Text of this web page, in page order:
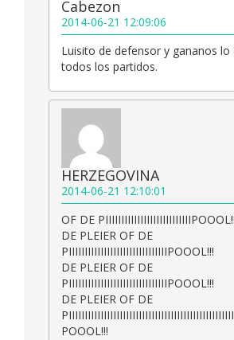
Cabezon
2014-06-21 12:09:06
Luisito de defensor y gananos lo
todos los partidos.
HERZEGOVINA
2014-06-21 12:10:01
OF DE
DE PLEIER OF DE
PIIIIIIIIIIIIIIIIIIIIIIIIIIIIIIIPOOOL!!!
DE PLEIER OF DE
PIIIIIIIIIIIIIIIIIIIIIIIIIIIIIIIPOOOL!!!
DE PLEIER OF DE
POOOL!!!